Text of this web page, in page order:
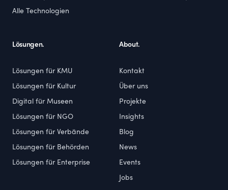
Alle Technologien
Lösungen.
Lösungen für KMU
Lösungen für Kultur
Digital für Museen
Lösungen für NGO
Lösungen für Verbände
Lösungen für Behörden
Lösungen für Enterprise
About.
Kontakt
Über uns
Projekte
Insights
Blog
News
Events
Jobs